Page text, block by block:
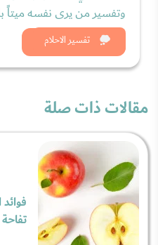
تفسير الاحلام
وتفسير من يرى نفسه ميتاً
شاهد الان
مقالات ذات صلة
تفاحة